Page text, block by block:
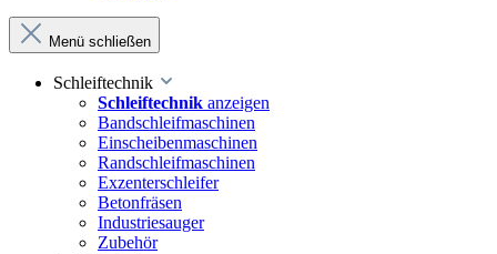
Menü schließen
Schleiftechnik
Schleiftechnik anzeigen
Bandschleifmaschinen
Einscheibenmaschinen
Randschleifmaschinen
Exzenterschleifer
Betonfräsen
Industriesauger
Zubehör